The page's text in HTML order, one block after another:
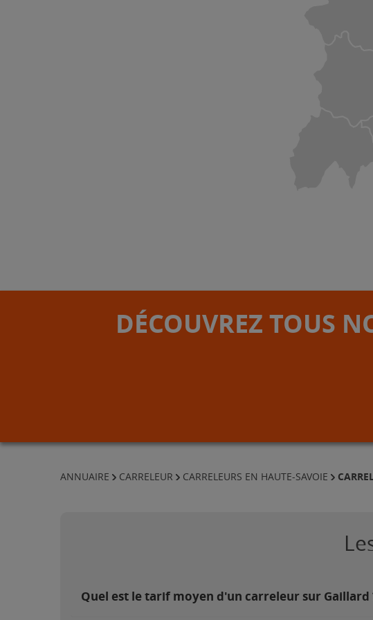
DÉCOUVREZ TOUS
ANNUAIRE CARRELEUR CARRELEURS EN HAUTE-SAVOIE
Quel est le tarif moyen d'un carreleur sur Gaillard